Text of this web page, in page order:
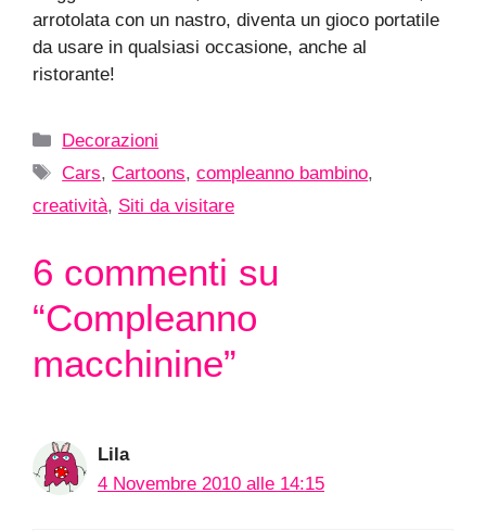
arrotolata con un nastro, diventa un gioco portatile
da usare in qualsiasi occasione, anche al
ristorante!
Categorie
Decorazioni
Tag
Cars,Cartoons,compleanno bambino,
creatività, Siti da visitare
6 commenti su
“Compleanno
macchinine”
Lila
4 Novembre 2010 alle 14:15